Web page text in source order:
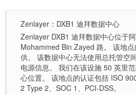
Zenlayer：DXB1 迪拜数据中心
Zenlayer DXB1 迪拜数据中心位于
Mohammed Bin Zayed 路。 该地
供。 该数据中心无法使用总托管空
电源信息。 我们在该设施 50 英里
心位置。 该地点的认证包括 ISO
2 Type 2、SOC 1、PCI-DSS。